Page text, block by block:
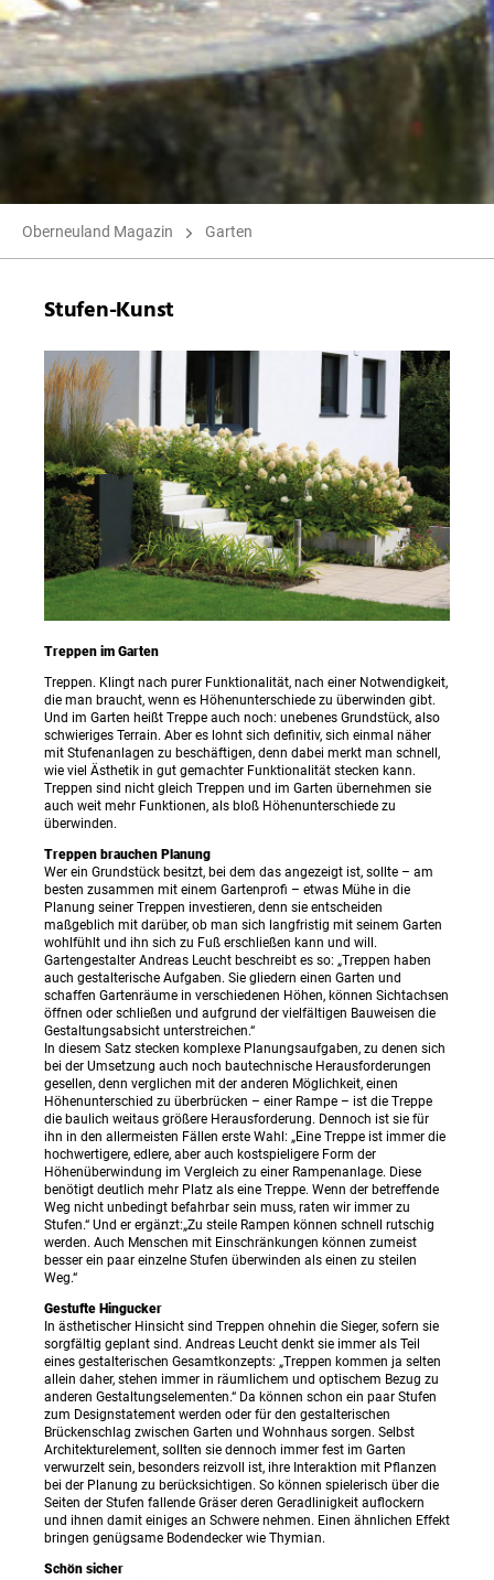
Oberneuland Magazin Garten
Stufen-Kunst
Treppen im Garten
Treppen. Klingt nach purer Funktionalität, nach einer Notwendigkeit,
die man braucht, wenn es Höhenunterschiede zu überwinden gibt.
Und im Garten heißt Treppe auch noch: unebenes Grundstück, also
schwieriges Terrain. Aber es lohnt sich definitiv, sich einmal näher
mit Stufenanlagen zu beschäftigen, denn dabei merkt man schnell,
wie viel Ästhetik in gut gemachter Funktionalität stecken kann.
Treppen sind nicht gleich Treppen und im Garten übernehmen sie
auch weit mehr Funktionen, als bloß Höhenunterschiede zu
überwinden.
Treppen brauchen Planung
Wer ein Grundstück besitzt, bei dem das angezeigt ist, sollte – am
besten zusammen mit einem Gartenprofi – etwas Mühe in die
Planung seiner Treppen investieren, denn sie entscheiden
maßgeblich mit darüber, ob man sich langfristig mit seinem Garten
wohlfühlt und ihn sich zu Fuß erschließen kann und will.
Gartengestalter Andreas Leucht beschreibt es so: „Treppen haben
auch gestalterische Aufgaben. Sie gliedern einen Garten und
schaffen Gartenräume in verschiedenen Höhen, können Sichtachsen
öffnen oder schließen und aufgrund der vielfältigen Bauweisen die
Gestaltungsabsicht unterstreichen.“
In diesem Satz stecken komplexe Planungsaufgaben, zu denen sich
bei der Umsetzung auch noch bautechnische Herausforderungen
gesellen, denn verglichen mit der anderen Möglichkeit, einen
Höhenunterschied zu überbrücken – einer Rampe – ist die Treppe
die baulich weitaus größere Herausforderung. Dennoch ist sie für
ihn in den allermeisten Fällen erste Wahl: „Eine Treppe ist immer die
hochwertigere, edlere, aber auch kostspieligere Form der
Höhenüberwindung im Vergleich zu einer Rampenanlage. Diese
benötigt deutlich mehr Platz als eine Treppe. Wenn der betreffende
Weg nicht unbedingt befahrbar sein muss, raten wir immer zu
Stufen.“ Und er ergänzt:„Zu steile Rampen können schnell rutschig
werden. Auch Menschen mit Einschränkungen können zumeist
besser ein paar einzelne Stufen überwinden als einen zu steilen
Weg.“
Gestufte Hingucker
In ästhetischer Hinsicht sind Treppen ohnehin die Sieger, sofern sie
sorgfältig geplant sind. Andreas Leucht denkt sie immer als Teil
eines gestalterischen Gesamtkonzepts: „Treppen kommen ja selten
allein daher, stehen immer in räumlichem und optischem Bezug zu
anderen Gestaltungselementen.“ Da können schon ein paar Stufen
zum Designstatement werden oder für den gestalterischen
Brückenschlag zwischen Garten und Wohnhaus sorgen. Selbst
Architekturelement, sollten sie dennoch immer fest im Garten
verwurzelt sein, besonders reizvoll ist, ihre Interaktion mit Pflanzen
bei der Planung zu berücksichtigen. So können spielerisch über die
Seiten der Stufen fallende Gräser deren Geradlinigkeit auflockern
und ihnen damit einiges an Schwere nehmen. Einen ähnlichen Effekt
bringen genügsame Bodendecker wie Thymian.
Schön sicher